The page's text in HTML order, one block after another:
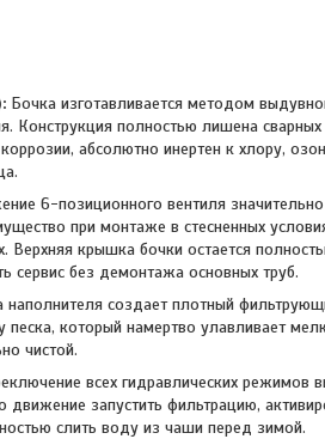
Бочка изготавливается методом
Конструкция полностью лишена
абсолютно инертен к хлору,
6-позиционного вентиля
при монтаже в стесненных
Верхняя крышка бочки остается
сервис без демонтажа основных труб.
наполнителя создает плотный
который намертво улавливает
чистой.
всех гидравлических режимов
запустить фильтрацию,
слить воду из чаши перед зимой.